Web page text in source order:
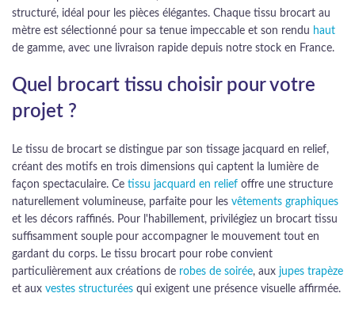
structuré, idéal pour les pièces élégantes. Chaque tissu brocart au
mètre est sélectionné pour sa tenue impeccable et son rendu haut
de gamme, avec une livraison rapide depuis notre stock en France.
Quel brocart tissu choisir pour votre
projet ?
Le tissu de brocart se distingue par son tissage jacquard en relief,
créant des motifs en trois dimensions qui captent la lumière de
façon spectaculaire. Ce tissu jacquard en relief offre une structure
naturellement volumineuse, parfaite pour les vêtements graphiques
et les décors raffinés. Pour l'habillement, privilégiez un brocart tissu
suffisamment souple pour accompagner le mouvement tout en
gardant du corps. Le tissu brocart pour robe convient
particulièrement aux créations de robes de soirée, aux jupes trapèze
et aux vestes structurées qui exigent une présence visuelle affirmée.